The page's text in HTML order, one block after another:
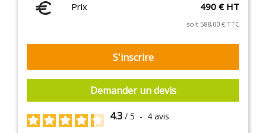
Prix
490 € HT
soit 588,00 € TTC
S'inscrire
Demander un devis
4.3 / 5 - 4 avis